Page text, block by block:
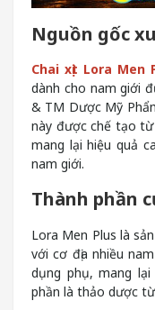
Nguồn gốc
Chai xịt Lora Men
dành cho nam giới
& TM Dược Mỹ
này được chế tạo
mang lại hiệu quả
nam giới.
Thành phần
Lora Men Plus là
với cơ địa nhiều
dụng phụ, mang
phần là thảo dược